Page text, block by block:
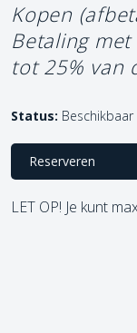
Kopen
Betaling
tot 25% van
Status: Beschikbaar
Reserveren
LET OP! Je kunt